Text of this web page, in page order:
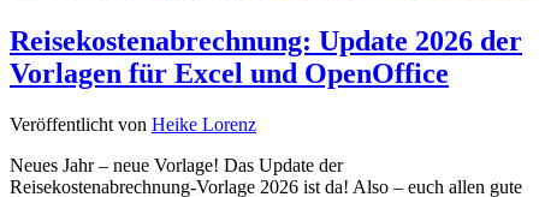
Reisekostenabrechnung: Update 2026 der
Vorlagen für Excel und OpenOffice
Veröffentlicht von Heike Lorenz
Neues Jahr – neue Vorlage! Das Update der
Reisekostenabrechnung-Vorlage 2026 ist da! Also – euch allen gute